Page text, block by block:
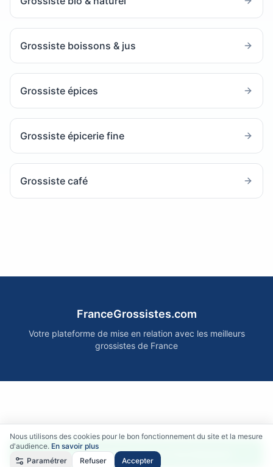
Nous utilisons des cookies pour le bon fonctionnement du site et la mesure
d'audience. En savoir plus
Paramétrer
Refuser Accepter
Grossiste boissons & jus
Grossiste épices
Grossiste épicerie fine
Grossiste café
Accéder gratuitement aux fournisseurs
FranceGrossistes.com
Votre plateforme de mise en relation avec les meilleurs
grossistes de France